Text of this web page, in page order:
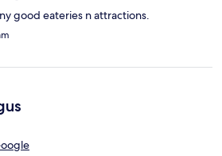
good eateries n attractions.